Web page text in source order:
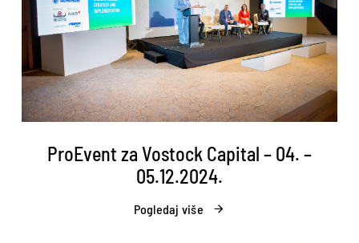
ProEvent za Vostock Capital – 04. –
05.12.2024.
Pogledaj više